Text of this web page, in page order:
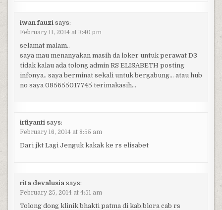
iwan fauzi says:
February 11, 2014 at 3:40 pm
selamat malam..
saya mau menanyakan masih da loker untuk perawat D3
tidak kalau ada tolong admin RS ELISABETH posting
infonya.. saya berminat sekali untuk bergabung… atau hub
no saya 085655017745 terimakasih…
irfiyanti says:
February 16, 2014 at 8:55 am
Dari jkt Lagi Jenguk kakak ke rs elisabet
rita devalusia says:
February 25, 2014 at 4:51 am
Tolong dong klinik bhakti patma di kab.blora cab rs